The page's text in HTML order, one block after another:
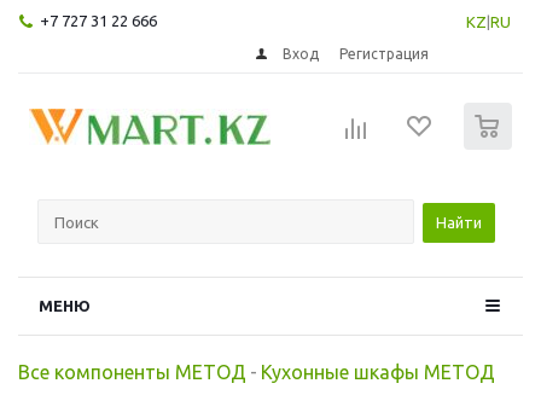
+7 727 31 22 666 KZ RU
Вход Регистрация
Найти
МЕНЮ
Все компоненты МЕТОД - Кухонные шкафы МЕТОД